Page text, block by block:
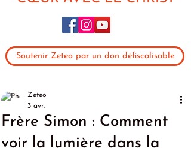
Soutenir Zeteo par un don défiscalisable
Frère Simon : Comment
voir la lumière dans la
Zeteo
3 avr.